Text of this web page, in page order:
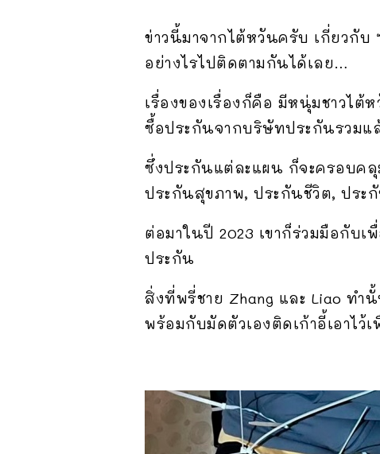
ข่าวนี้มาจากไต้หวันครับ เกี่ยวกับ
อย่างไรไปติดตามกันได้เลย…
เรื่องของเรื่องก็คือ มีหนุ่มชาวไต้
ซื้อประกันจากบริษัทประกันรวมแ
ซึ่งประกันแต่ละแผน ก็จะครอบค
ประกันสุขภาพ, ประกันชีวิต, ประ
ต่อมาในปี 2023 เขาก็ร่วมมือกับเ
ประกัน
สิ่งที่พรี่ชาย Zhang และ Liao ทำ
พร้อมกับมัดตัวเองติดเก้าอี้เอาไว้